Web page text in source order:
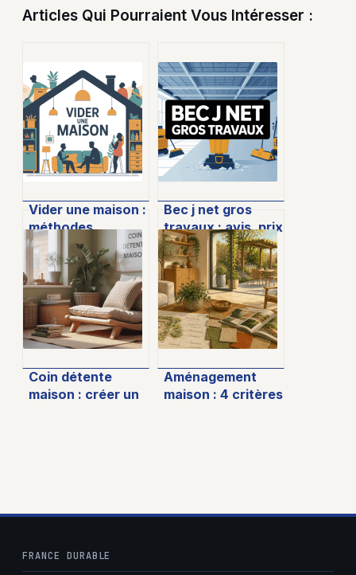
Articles Qui Pourraient Vous Intéresser :
Vider une maison :
méthodes,
astuces et
solutions pour
bien faire les
choses
Bec j net gros
travaux : avis, prix
et
fonctionnement
du service
Coin détente
maison : créer un
Aménagement
maison : 4 critères
FRANCE DURABLE